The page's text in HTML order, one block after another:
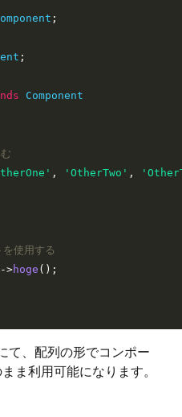
;
;
Component
, 'OtherTwo' ,
使用する
>hoge ();
て、配列の形でコンポー
ま利用可能になります。